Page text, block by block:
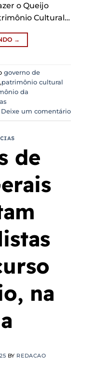
o Queijo
Cultural…
→
governo de
,patrimônio cultural
da
Deixe um comentário
de
na
BY REDACAO